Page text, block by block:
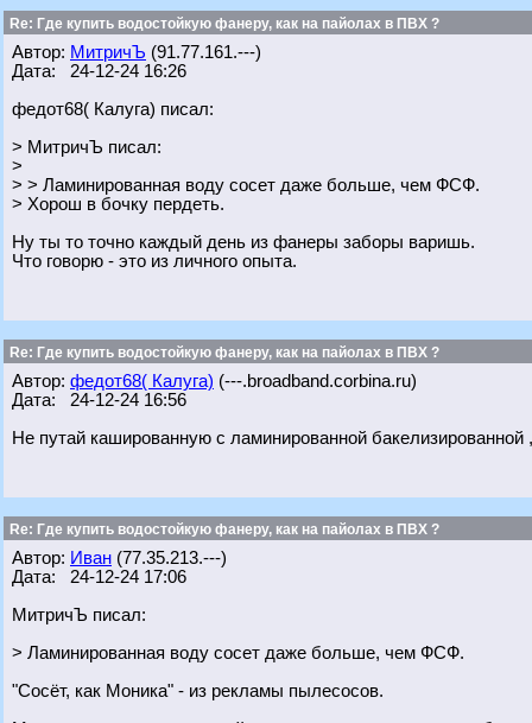
Re: Где купить водостойкую фанеру, как на пайолах в ПВХ ?
Автор: МитричЪ (91.77.161.---)
Дата: 24-12-24 16:26
федот68( Калуга) писал:
> МитричЪ писал:
>
> > Ламинированная воду сосет даже больше, чем ФСФ.
> Хорош в бочку пердеть.
Ну ты то точно каждый день из фанеры заборы варишь.
Что говорю - это из личного опыта.
Re: Где купить водостойкую фанеру, как на пайолах в ПВХ ?
Автор: федот68( Калуга) (---.broadband.corbina.ru)
Дата: 24-12-24 16:56
Не путай кашированную с ламинированной бакелизированной
Re: Где купить водостойкую фанеру, как на пайолах в ПВХ ?
Автор: Иван (77.35.213.---)
Дата: 24-12-24 17:06
МитричЪ писал:
> Ламинированная воду сосет даже больше, чем ФСФ.
"Сосёт, как Моника" - из рекламы пылесосов.